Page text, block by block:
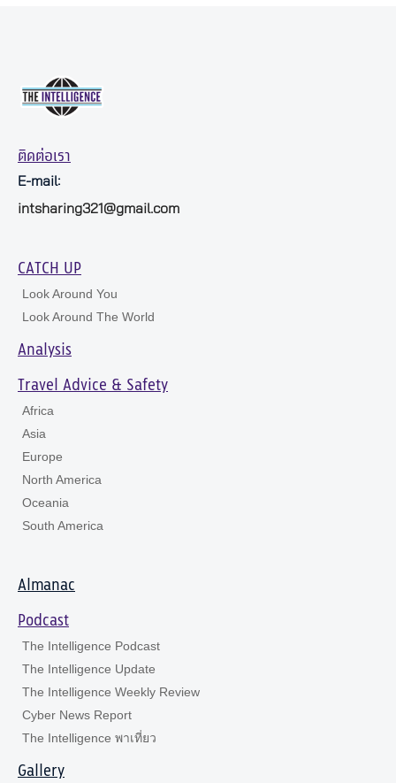
ติดต่อเรา
E-mail:
intsharing321@gmail.com
CATCH UP
Look Around You
Look Around The World
Analysis
Travel Advice & Safety
Africa
Asia
Europe
North America
Oceania
South America
Almanac
Podcast
The Intelligence Podcast
The Intelligence Update
The Intelligence Weekly Review
Cyber News Report
The Intelligence พาเที่ยว
Gallery